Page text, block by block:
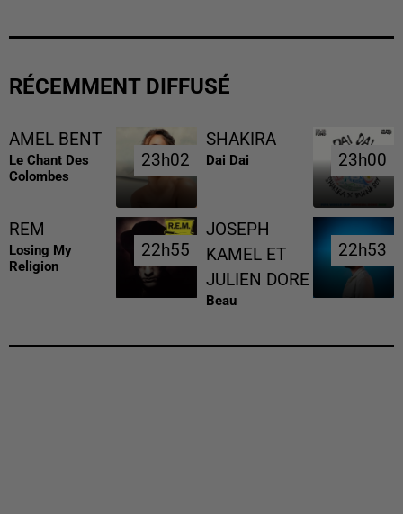
RÉCEMMENT DIFFUSÉ
AMEL BENT
Le Chant Des
Colombes
23h02
23h02
SHAKIRA
Dai Dai 23h00
23h00
REM
Losing My
Religion
22h55
22h55
JOSEPH
KAMEL ET
JULIEN DORE
Beau
22h53
22h53